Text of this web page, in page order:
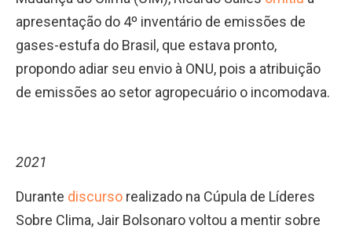
apresentação do 4º inventário de emissões de
gases-estufa do Brasil, que estava pronto,
propondo adiar seu envio à ONU, pois a atribuição
de emissões ao setor agropecuário o incomodava.
2021
Durante discurso realizado na Cúpula de Líderes
Sobre Clima, Jair Bolsonaro voltou a mentir sobre